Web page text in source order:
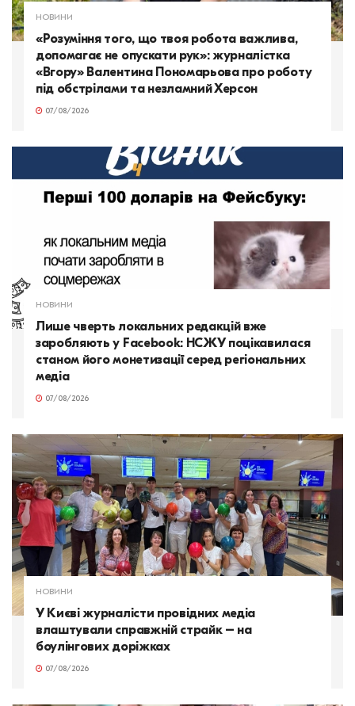
НОВИНИ
«Розуміння того, що твоя робота важлива,
допомагає не опускати рук»: журналістка
«Вгору» Валентина Пономарьова про роботу
під обстрілами та незламний Херсон
07/08/2026
НОВИНИ
Лише чверть локальних редакцій вже
заробляють у Facebook: НСЖУ поцікавилася
станом його монетизації серед регіональних
медіа
07/08/2026
НОВИНИ
У Києві журналісти провідних медіа
влаштували справжній страйк – на
боулінгових доріжках
07/08/2026